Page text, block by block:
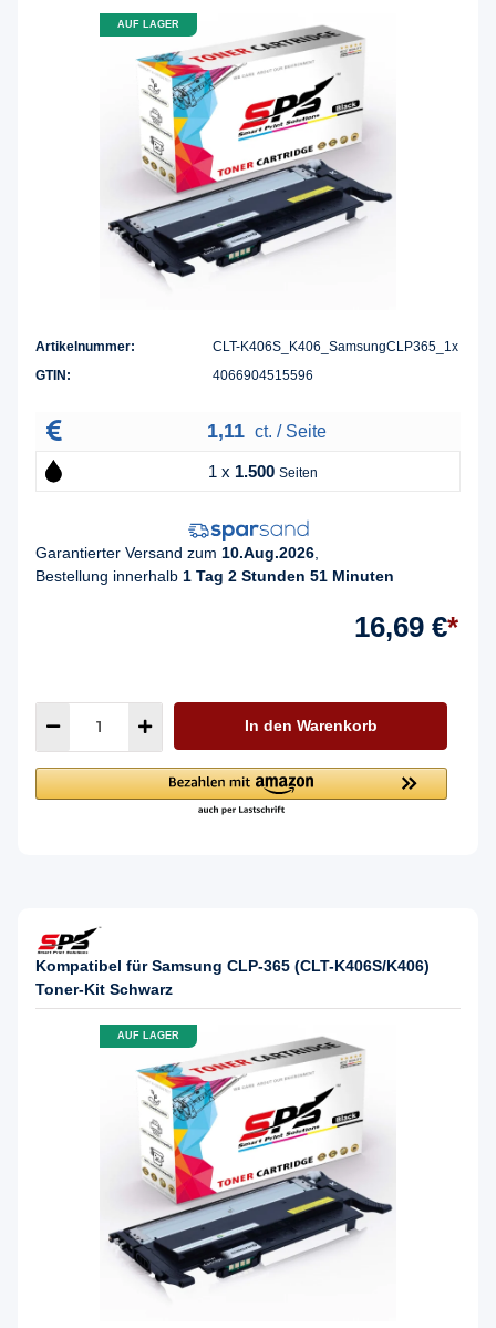
AUF LAGER
Artikelnummer:
CLT-K406S_K406_SamsungCLP365_1x
GTIN:
4066904515596
1,11 ct. / Seite
1 x 1.500 Seiten
Garantierter Versand zum 10.Aug.2026
Bestellung innerhalb 1 Tag 2 Stunden 51 Minuten
16,69 €*
In den Warenkorb
Kompatibel für Samsung CLP-365 (CLT-K406S/K406)
Toner-Kit Schwarz
AUF LAGER